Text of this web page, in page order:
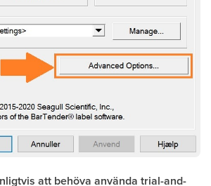
att behöva använda trial-and-